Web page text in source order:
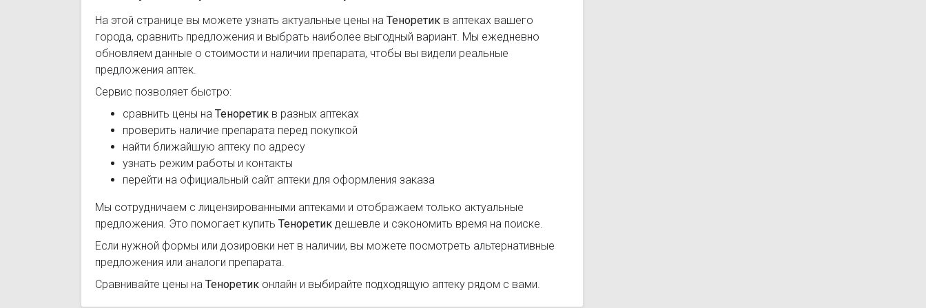
На этой странице вы можете узнать актуальные цены на Теноретик в аптеках вашего
города, сравнить предложения и выбрать наиболее выгодный вариант. Мы ежедневно
обновляем данные о стоимости и наличии препарата, чтобы вы видели реальные
предложения аптек.
Сервис позволяет быстро:
сравнить цены на Теноретик в разных аптеках
проверить наличие препарата перед покупкой
найти ближайшую аптеку по адресу
узнать режим работы и контакты
перейти на официальный сайт аптеки для оформления заказа
Мы сотрудничаем с лицензированными аптеками и отображаем только актуальные
предложения. Это помогает купить Теноретик дешевле и сэкономить время на поиске.
Если нужной формы или дозировки нет в наличии, вы можете посмотреть альтернативные
предложения или аналоги препарата.
Сравнивайте цены на Теноретик онлайн и выбирайте подходящую аптеку рядом с вами.